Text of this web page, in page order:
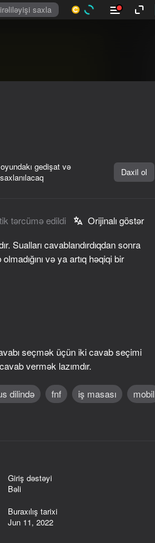
saxla
gedişat və
Daxil ol
tərcümə edildi
Orijinalı göstər
Sualları cavablandırdıqdan sonra
və ya artıq həqiqi bir
seçmək üçün iki cavab seçimi
vermək lazımdır.
dilində fnf iş masası
mobil
Giriş dəstəyi
Bəli
Buraxılış tarixi
Jun 11, 2022